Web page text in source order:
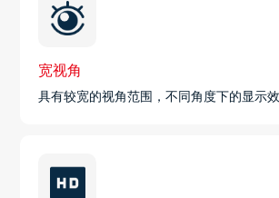
宽视角
具有较宽的视角范围，不同角度下的显示